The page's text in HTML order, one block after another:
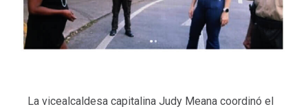
La vicealcaldesa capitalina Judy Meana coordinó el